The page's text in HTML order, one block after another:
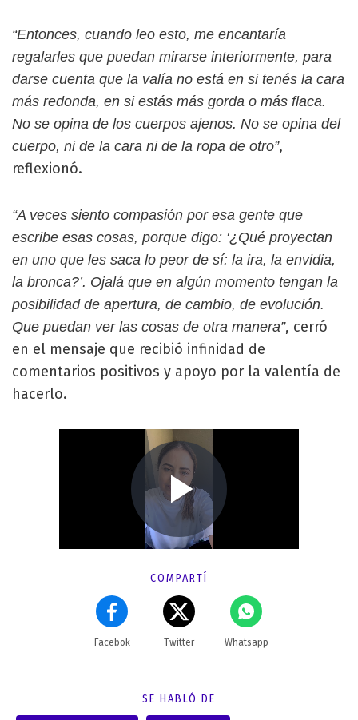
“Entonces, cuando leo esto, me encantaría
regalarles que puedan mirarse interiormente, para
darse cuenta que la valía no está en si tenés la cara
más redonda, en si estás más gorda o más flaca.
No se opina de los cuerpos ajenos. No se opina del
cuerpo, ni de la cara ni de la ropa de otro”,
reflexionó.
“A veces siento compasión por esa gente que
escribe esas cosas, porque digo: ‘¿Qué proyectan
en uno que les saca lo peor de sí: la ira, la envidia,
la bronca?’. Ojalá que en algún momento tengan la
posibilidad de apertura, de cambio, de evolución.
Que puedan ver las cosas de otra manera”, cerró
en el mensaje que recibió infinidad de
comentarios positivos y apoyo por la valentía de
hacerlo.
COMPARTÍ
Facebok Twitter Whatsapp
SE HABLÓ DE